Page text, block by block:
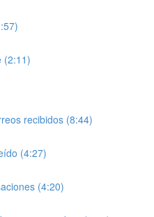
(2:11)
recibidos (8:44)
(4:27)
(4:20)